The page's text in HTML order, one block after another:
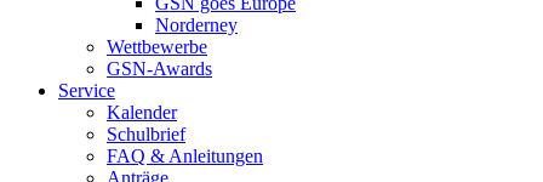
Norderney
Wettbewerbe
GSN-Awards
Service
Kalender
Schulbrief
FAQ & Anleitungen
Anträge